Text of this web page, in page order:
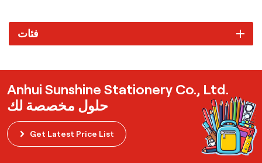
فئات
Anhui Sunshine Stationery Co., Ltd.
حلول مخصصة لك
Get Latest Price List